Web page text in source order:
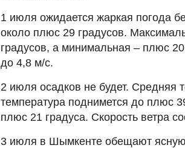
1 июля ожидается жаркая погода
около плюс 29 градусов.
градусов, а минимальная – плюс
до 4,8 м/с.
2 июля осадков не будет. Средняя
температура поднимется до плюс
плюс 21 градуса. Скорость ветра
3 июля в Шымкенте обещают ясную